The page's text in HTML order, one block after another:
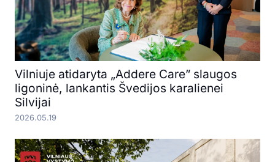
Vilniuje atidaryta „Addere Care” slaugos
ligoninė, lankantis Švedijos karalienei
Silvijai
2026.05.19